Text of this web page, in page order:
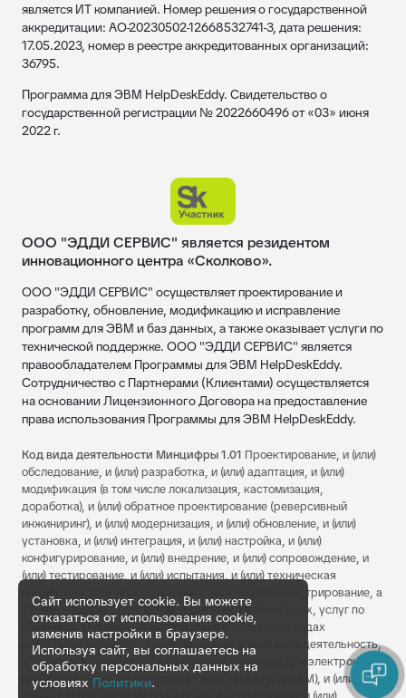
является ИТ компанией. Номер решения о государственной
аккредитации: АО-20230502-12668532741-3, дата решения:
17.05.2023, номер в реестре аккредитованных организаций:
36795.
Программа для ЭВМ HelpDeskEddy. Свидетельство о
государственной регистрации № 2022660496 от «03» июня
2022 г.
ООО "ЭДДИ СЕРВИС" является резидентом
инновационного центра «Сколково».
ООО "ЭДДИ СЕРВИС" осуществляет проектирование и
разработку, обновление, модификацию и исправление
программ для ЭВМ и баз данных, а также оказывает услуги по
технической поддержке. ООО "ЭДДИ СЕРВИС" является
правообладателем Программы для ЭВМ HelpDeskEddy.
Сотрудничество с Партнерами (Клиентами) осуществляется
на основании Лицензионного Договора на предоставление
права использования Программы для ЭВМ HelpDeskEddy.
Код вида деятельности Минцифры 1.01 Проектирование, и (или)
обследование, и (или) разработка, и (или) адаптация, и (или)
модификация (в том числе локализация, кастомизация,
доработка), и (или) обратное проектирование (реверсивный
инжиниринг), и (или) модернизация, и (или) обновление, и (или)
установка, и (или) интеграция, и (или) настройка, и (или)
конфигурирование, и (или) внедрение, и (или) сопровождение, и
(или) тестирование, и (или) испытания, и (или) техническая
поддержка, и (или) эксплуатация, включая администрирование, а
также оказание услуг (в том числе консультационных, услуг по
обучению, экспертных услуг и иных) в указанных видах
деятельности (далее - проектирование и (или) иная деятельность,
а также оказание услуг), в отношении программ для электронных
вычислительных машин (далее - программы для ЭВМ), и (или) баз
Сайт использует cookie. Вы можете
отказаться от использования cookie,
изменив настройки в браузере.
Используя сайт, вы соглашаетесь на
обработку персональных данных на
условиях Политики.